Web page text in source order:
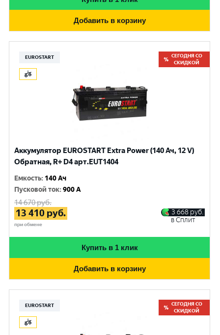
Добавить в корзину
EUROSTART
СЕГОДНЯ СО
СКИДКОЙ
Аккумулятор EUROSTART Extra Power (140 Ач, 12 V)
Обратная, R+ D4 арт.EUT1404
Емкость: 140 Ач
Пусковой ток:900 A
14 670руб.
13 410 руб.
при обмене
3 668 руб.
в Сплит
Купить в 1 клик
Добавить в корзину
EUROSTART
СЕГОДНЯ СО
СКИДКОЙ